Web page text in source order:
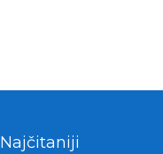
Najčitaniji